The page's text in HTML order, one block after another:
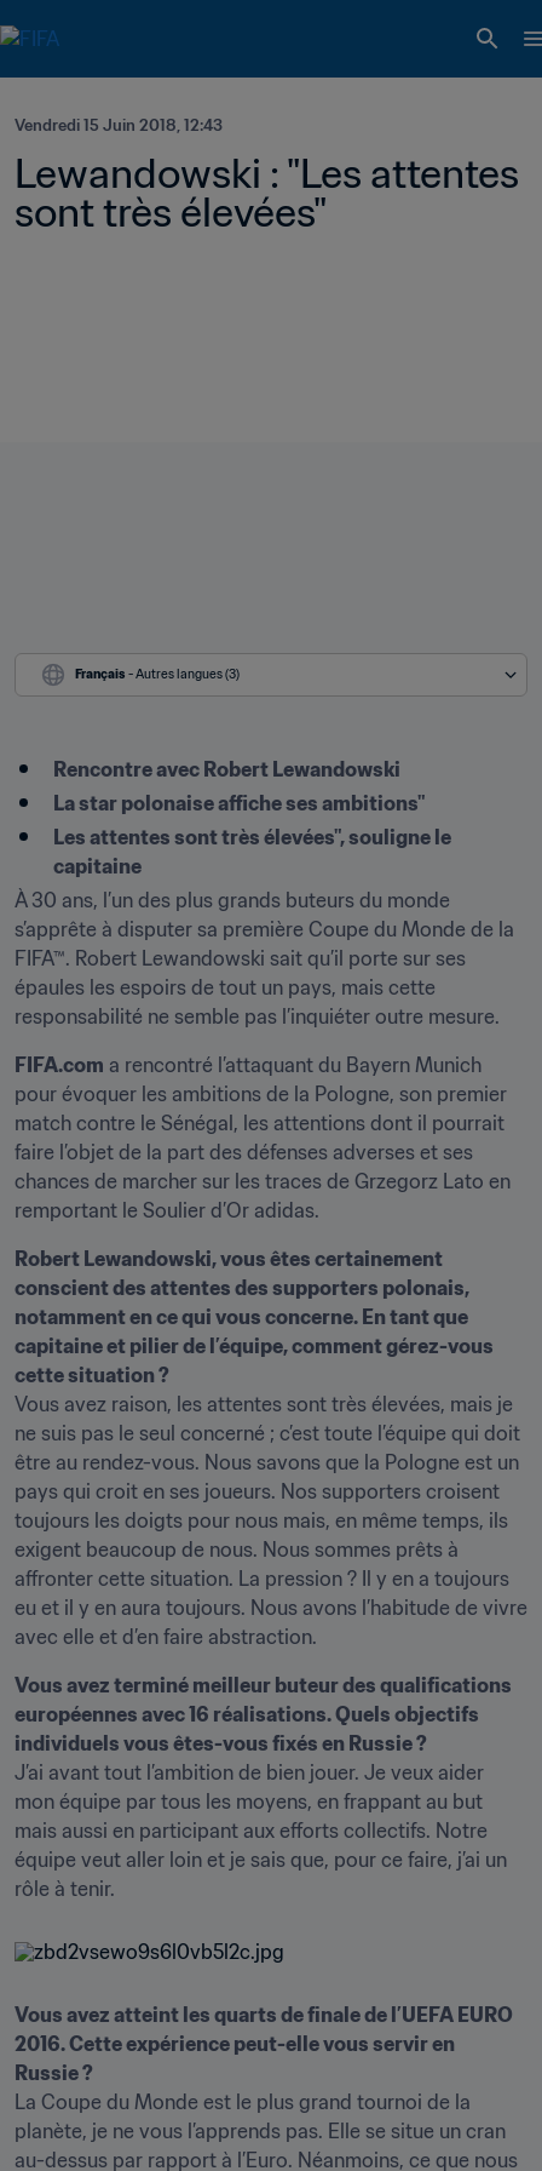
Vendredi 15 Juin 2018, 12:43
Lewandowski : "Les attentes
sont très élevées"
Français - Autres langues (3)
Rencontre avec Robert Lewandowski
La star polonaise affiche ses ambitions"
Les attentes sont très élevées", souligne le
capitaine
À 30 ans, l’un des plus grands buteurs du monde
s’apprête à disputer sa première Coupe du Monde de la
FIFA™. Robert Lewandowski sait qu’il porte sur ses
épaules les espoirs de tout un pays, mais cette
responsabilité ne semble pas l’inquiéter outre mesure.
FIFA.com a rencontré l’attaquant du Bayern Munich
pour évoquer les ambitions de la Pologne, son premier
match contre le Sénégal, les attentions dont il pourrait
faire l’objet de la part des défenses adverses et ses
chances de marcher sur les traces de Grzegorz Lato en
remportant le Soulier d’Or adidas.
Robert Lewandowski, vous êtes certainement
conscient des attentes des supporters polonais,
notamment en ce qui vous concerne. En tant que
capitaine et pilier de l’équipe, comment gérez-vous
cette situation ?
Vous avez raison, les attentes sont très élevées, mais je
ne suis pas le seul concerné ; c’est toute l’équipe qui doit
être au rendez-vous. Nous savons que la Pologne est un
pays qui croit en ses joueurs. Nos supporters croisent
toujours les doigts pour nous mais, en même temps, ils
exigent beaucoup de nous. Nous sommes prêts à
affronter cette situation. La pression ? Il y en a toujours
eu et il y en aura toujours. Nous avons l’habitude de vivre
avec elle et d’en faire abstraction.
Vous avez terminé meilleur buteur des qualifications
européennes avec 16 réalisations. Quels objectifs
individuels vous êtes-vous fixés en Russie ?
J’ai avant tout l’ambition de bien jouer. Je veux aider
mon équipe par tous les moyens, en frappant au but
mais aussi en participant aux efforts collectifs. Notre
équipe veut aller loin et je sais que, pour ce faire, j’ai un
rôle à tenir.
Vous avez atteint les quarts de finale de l’UEFA EURO
2016. Cette expérience peut-elle vous servir en
Russie ?
La Coupe du Monde est le plus grand tournoi de la
planète, je ne vous l’apprends pas. Elle se situe un cran
au-dessus par rapport à l’Euro. Néanmoins, ce que nous